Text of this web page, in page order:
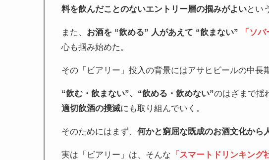
料を飲んだことのないエントリー層の掴みがよいとい
また、 お酒を “飲める” 人があえて “飲まない” 「ソ
心も掴み始めた。
その「ビアリー」投入の背景にはアサヒビールの中長
“飲む・飲まない”、“飲める・飲めない”のはざまで揺
適切飲酒の撲滅にも取り組んでいく。
そのためにはまず、 何かと窮屈な既成のお酒文化から
実は「ビアリー」は、そんな 「スマートドリンキング